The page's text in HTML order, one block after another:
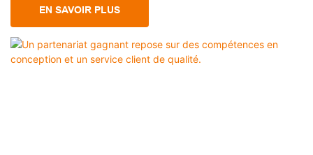
EN SAVOIR PLUS